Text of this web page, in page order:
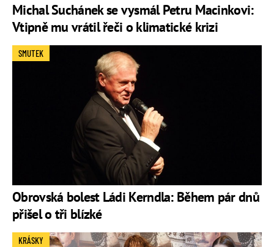
Michal Suchánek se vysmál Petru Macinkovi:
Vtipně mu vrátil řeči o klimatické krizi
Obrovská bolest Ládi Kerndla: Během pár dnů
přišel o tři blízké
SMUTEK
KRÁSKY